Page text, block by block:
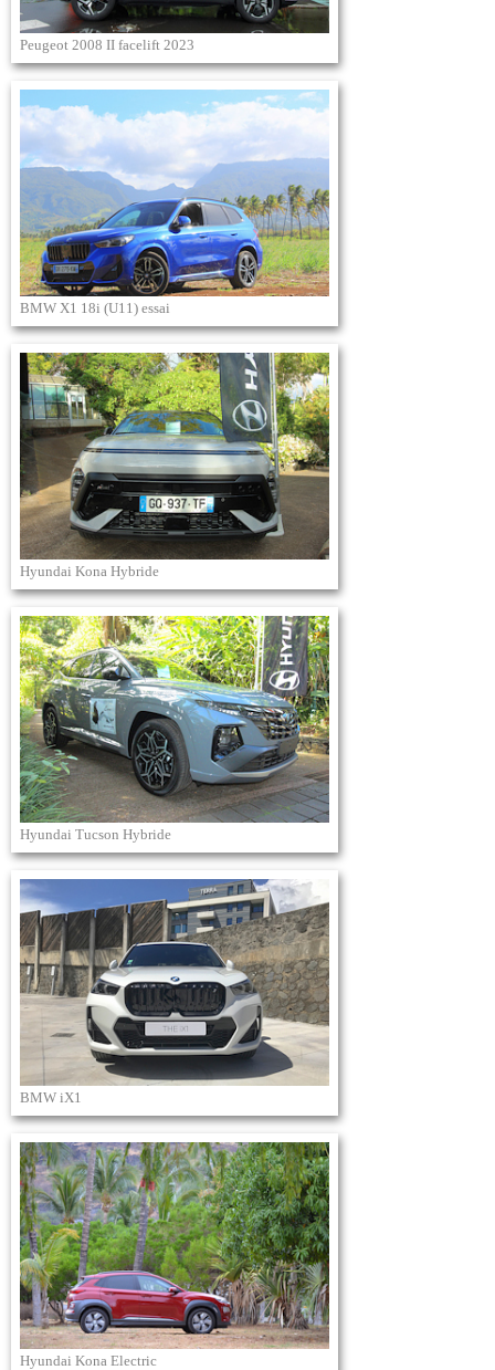
Peugeot 2008 II facelift 2023
BMW X1 18i (U11) essai
Hyundai Kona Hybride
Hyundai Tucson Hybride
BMW iX1
Hyundai Kona Electric